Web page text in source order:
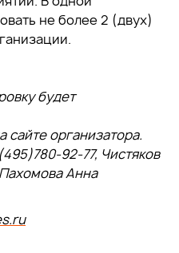
не более 2 (двух)
будет
сайте организатора.
92-77, Чистяков
Анна